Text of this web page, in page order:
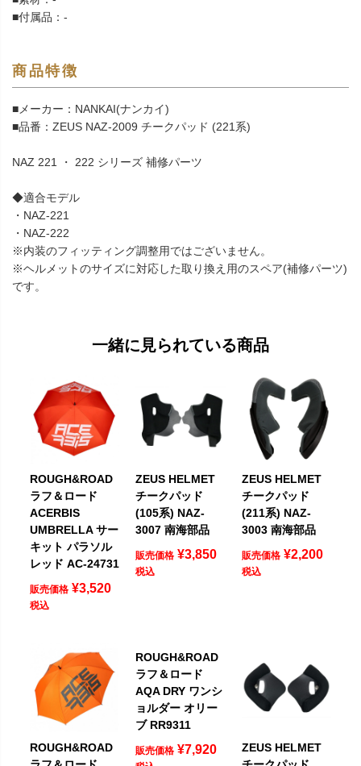
■付属品：-
商品特徴
■メーカー：NANKAI(ナンカイ)
■品番：ZEUS NAZ-2009 チークパッド (221系)
NAZ 221 ・ 222 シリーズ 補修パーツ
◆適合モデル
・NAZ-221
・NAZ-222
※内装のフィッティング調整用ではございません。
※ヘルメットのサイズに対応した取り換え用のスペア(補修パーツ)
です。
一緒に見られている商品
ROUGH&ROAD
ラフ＆ロード
ACERBIS
UMBRELLA サー
キット パラソル
レッド AC-24731
販売価格 ¥3,520
税込
ZEUS HELMET
チークパッド
(105系) NAZ-
3007 南海部品
販売価格 ¥3,850
税込
ZEUS HELMET
チークパッド
(211系) NAZ-
3003 南海部品
販売価格 ¥2,200
税込
ROUGH&ROAD
ROUGH&ROAD
ラフ＆ロード
AQA DRY ワンシ
ョルダー オリー
ブ RR9311
販売価格 ¥7,920
ZEUS HELMET